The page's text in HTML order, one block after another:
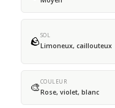
🪨SOL
Limoneux, caillouteux
🎨COULEUR
Rose, violet, blanc